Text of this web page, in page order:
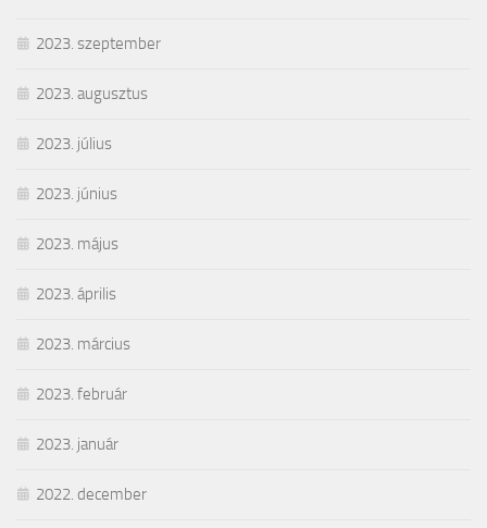
2023. szeptember
2023. augusztus
2023. július
2023. június
2023. május
2023. április
2023. március
2023. február
2023. január
2022. december